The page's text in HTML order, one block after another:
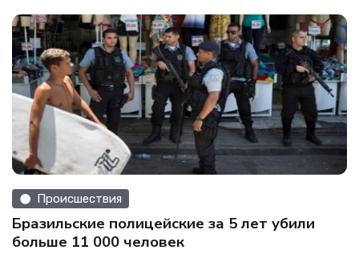
Происшествия
Бразильские полицейские за 5 лет убили
больше 11 000 человек